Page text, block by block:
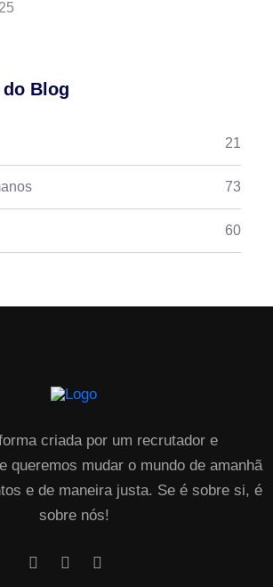
Blog
21
73
60
criada por um recrutador e
queremos mudar o mundo de amanhã
e de maneira justa. Se é sobre si, é
sobre nós!